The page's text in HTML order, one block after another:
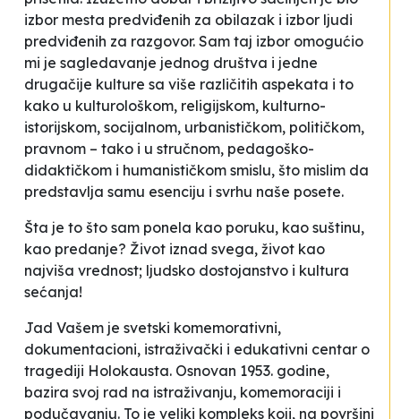
izbor mesta predviđenih za obilazak i izbor ljudi
predviđenih za razgovor. Sam taj izbor omogućio
mi je sagledavanje jednog društva i jedne
drugačije kulture sa više različitih aspekata i to
kako u kulturološkom, religijskom, kulturno-
istorijskom, socijalnom, urbanističkom, političkom,
pravnom – tako i u stručnom, pedagoško-
didaktičkom i humanističkom smislu, što mislim da
predstavlja samu esenciju i svrhu naše posete.
Šta je to što sam ponela kao poruku, kao suštinu,
kao predanje? Život iznad svega, život kao
najviša vrednost; ljudsko dostojanstvo i kultura
sećanja!
Jad Vašem je svetski komemorativni,
dokumentacioni, istraživački i edukativni centar o
tragediji Holokausta. Osnovan 1953. godine,
bazira svoj rad na istraživanju, komemoraciji i
podučavanju. To je veliki kompleks koji, na površini